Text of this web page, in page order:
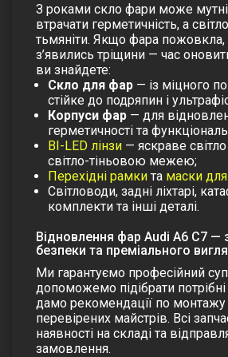
З роками скло фари може
втрачати герметичність, а
тьмяніти. Якщо фара пожовкла,
з’явились тріщини — час
ви знайдете:
Скло для фар — із міцного
стійке до подряпин і
Корпуси фар — для
герметичності та
BI-LED лінзи — яскраве
світло-тіньовою межею;
Перехідні рамки та маски для
Світловоди, задні ліхтарі,
комплекти та інші деталі.
Відновлення фар Audi A6 C7 —
безпеки та преміального
Ми гарантуємо професійний
допоможемо підібрати
дамо рекомендації по
перевірених майстрів. Всі
наявності на складі та
замовлення.